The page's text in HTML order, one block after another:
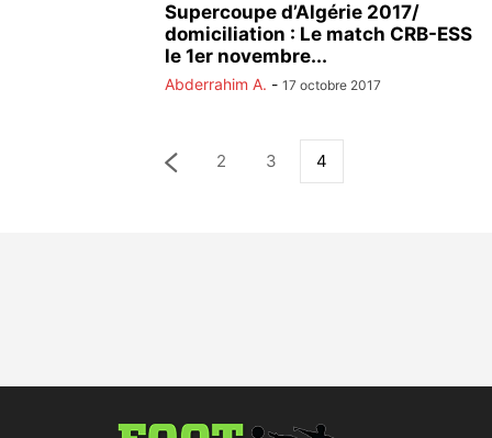
Supercoupe d’Algérie 2017/
domiciliation : Le match CRB-ESS
le 1er novembre...
Abderrahim A. - 17 octobre 2017
2 3 4